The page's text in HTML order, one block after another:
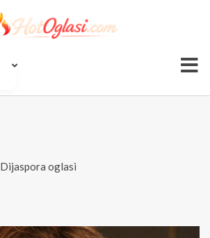
Dijaspora oglasi